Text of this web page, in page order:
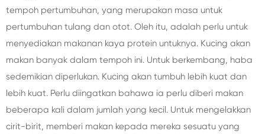
tempoh pertumbuhan, yang merupakan masa untuk
pertumbuhan tulang dan otot. Oleh itu, adalah perlu untuk
menyediakan makanan kaya protein untuknya. Kucing akan
makan banyak dalam tempoh ini. Untuk berkembang, haba
sedemikian diperlukan. Kucing akan tumbuh lebih kuat dan
lebih kuat. Perlu diingatkan bahawa ia perlu diberi makan
beberapa kali dalam jumlah yang kecil. Untuk mengelakkan
cirit-birit, memberi makan kepada mereka sesuatu yang